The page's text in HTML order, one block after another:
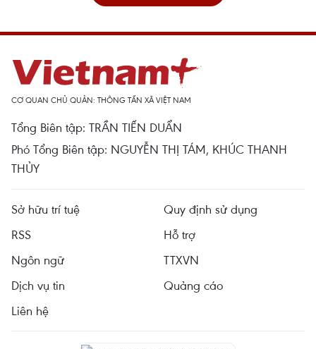
CƠ QUAN CHỦ QUẢN: THÔNG TẤN XÃ VIỆT NAM
Tổng Biên tập: TRẦN TIẾN DUẨN
Phó Tổng Biên tập: NGUYỄN THỊ TÁM, KHÚC THANH
THỦY
Sở hữu trí tuệ
Quy định sử dụng
RSS
Hỗ trợ
Ngôn ngữ
TTXVN
Dịch vụ tin
Quảng cáo
Liên hệ